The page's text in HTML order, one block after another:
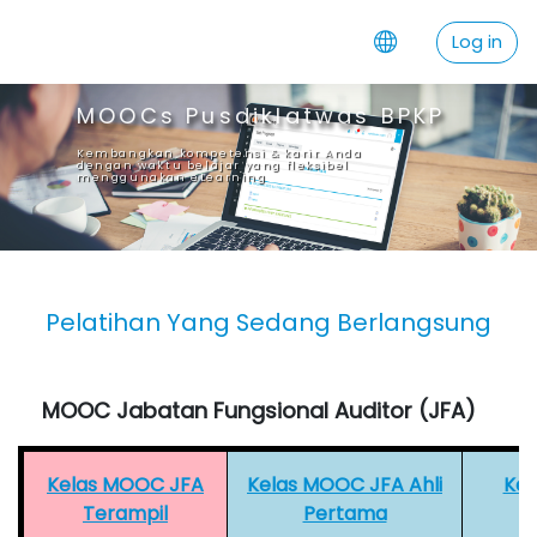
Log in
MOOCs Pusdiklatwas BPKP
Kembangkan kompetensi & karir Anda
dengan waktu belajar yang fleksibel
menggunakan eLearning
Pelatihan Yang Sedang Berlangsung
MOOC Jabatan Fungsional Auditor (JFA)
Kelas MOOC JFA
Terampil
Kelas MOOC JFA Ahli
Pertama